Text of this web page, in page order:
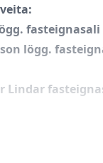
fasteignasali
lögg.
Lindar
að setja upp